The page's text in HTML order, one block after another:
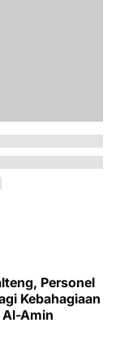
Personel
Kebahagiaan
Al-Amin